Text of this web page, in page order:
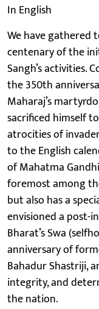
In English
We have gathered
centenary of the
Sangh’s activities.
the 350th
Maharaj’s
sacrificed himself
atrocities of
to the English
of Mahatma
foremost among
but also has a
envisioned a post-
Bharat’s Swa
anniversary of
Bahadur Shastriji,
integrity, and
the nation.